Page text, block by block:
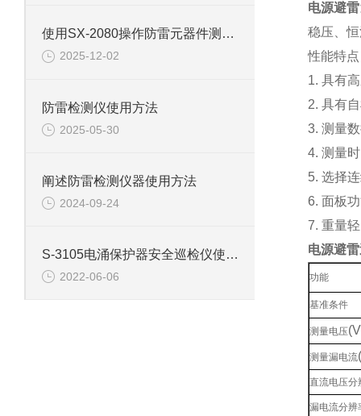
使用SX-2080操作防雷元器件测试仪的说明
2025-12-02
防雷检测仪使用方法
2025-05-30
阐述防雷检测仪器使用方法
2024-09-24
S-3105电涌保护器安全巡检仪使用方法
2022-06-06
电源避
稳压、
性能特
1. 具有
2. 具有
3. 测量
4. 测量
5. 选择
6. 面板
7. 重量
电源避
功能
基准条件
测量电压
测量漏电流
直流电压分
漏电流分辨